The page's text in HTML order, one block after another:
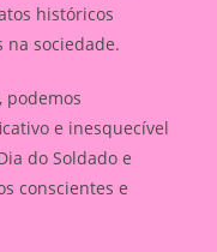
históricos
na sociedade.
podemos
e inesquecível
do Soldado e
conscientes e